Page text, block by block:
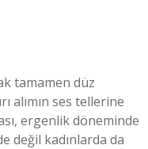
tamamen düz
alımın ses tellerine
ergenlik döneminde
değil kadınlarda da